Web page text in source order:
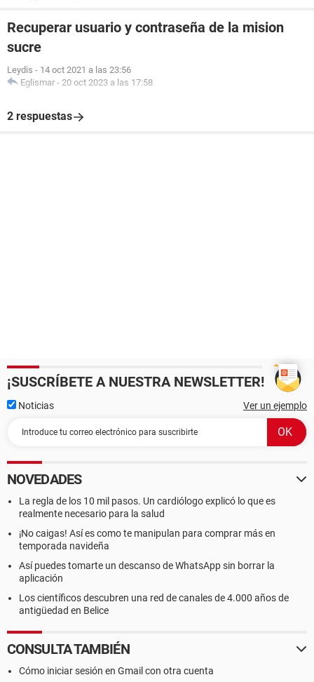
Recuperar usuario y contraseña de la mision
sucre
Leydis - 14 oct 2021 a las 23:56
Eglismar - 20 oct 2023 a las 17:58
2 respuestas
¡SUSCRÍBETE A NUESTRA NEWSLETTER!
Noticias Ver un ejemplo
NOVEDADES
La regla de los 10 mil pasos. Un cardiólogo explicó lo que es
realmente necesario para la salud
¡No caigas! Así es como te manipulan para comprar más en
temporada navideña
Así puedes tomarte un descanso de WhatsApp sin borrar la
aplicación
Los científicos descubren una red de canales de 4.000 años de
antigüedad en Belice
CONSULTA TAMBIÉN
Cómo iniciar sesión en Gmail con otra cuenta